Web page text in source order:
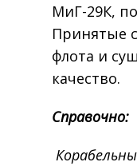
МиГ-29К,
Принятые
флота и
качество.
Справочно: